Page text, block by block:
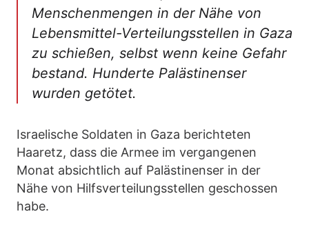
Menschenmengen in der Nähe von
Lebensmittel-Verteilungsstellen in Gaza
zu schießen, selbst wenn keine Gefahr
bestand. Hunderte Palästinenser
wurden getötet.
Israelische Soldaten in Gaza berichteten
Haaretz, dass die Armee im vergangenen
Monat absichtlich auf Palästinenser in der
Nähe von Hilfsverteilungsstellen geschossen
habe.